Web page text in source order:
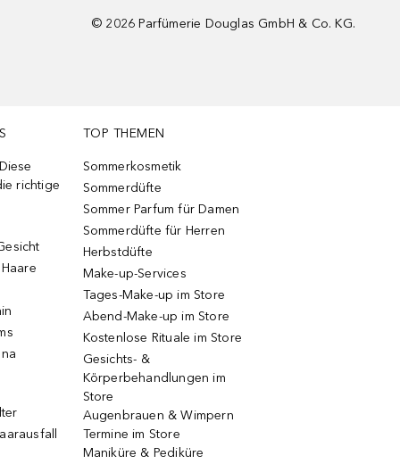
© 2026 Parfümerie Douglas GmbH & Co. KG.
richtige
TOP THEMEN
Sommerkosmetik
Sommerdüfte
Sommer Parfum für Damen
Sommerdüfte für Herren
Herbstdüfte
Make-up-Services
Tages-Make-up im Store
Abend-Make-up im Store
Kostenlose Rituale im Store
Gesichts- &
Körperbehandlungen im
Store
Augenbrauen & Wimpern
Termine im Store
Maniküre & Pediküre